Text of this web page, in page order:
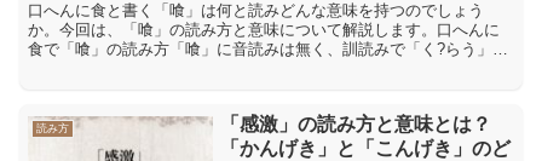
口へんに食と書く「喰」は何と読みどんな意味を持つのでしょう
か。今回は、「喰」の読み方と意味について解説します。口へんに
食で「喰」の読み方「喰」に音読みは無く、訓読みで「く?らう」
読み方
「感激」の読み方と意味とは？
「かんげき」と「こんげき」のど